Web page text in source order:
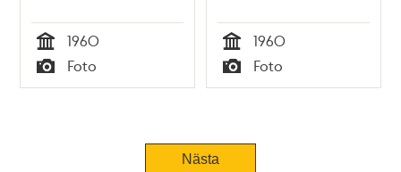
Tid
1960
Typ
Foto Tid
1960
Typ
Foto
Nästa